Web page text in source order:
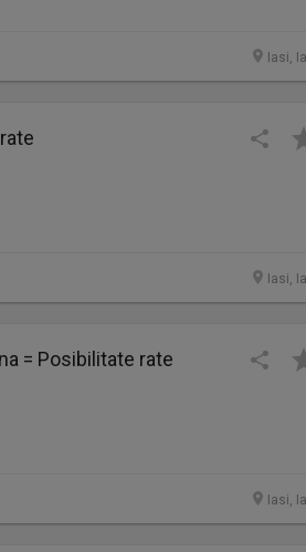
Iasi,
Iasi,
= Posibilitate rate
Iasi,